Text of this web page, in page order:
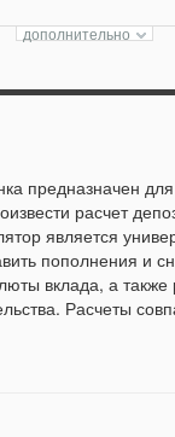
предназначен
расчет
является
пополнения и
вклада, а
Расчеты